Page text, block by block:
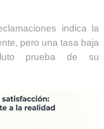
indica la
pero una tasa baja
prueba de su